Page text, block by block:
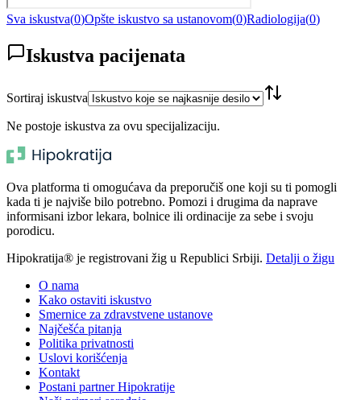
Sva iskustva(0)Opšte iskustvo sa ustanovom(0)Radiologija(0)
Iskustva pacijenata
Sortiraj iskustva
Ne postoje iskustva za ovu specijalizaciju.
Ova platforma ti omogućava da preporučiš one koji su ti pomogli
kada ti je najviše bilo potrebno. Pomozi i drugima da naprave
informisani izbor lekara, bolnice ili ordinacije za sebe i svoju
porodicu.
Hipokratija® je registrovani žig u Republici Srbiji. Detalji o žigu
O nama
Kako ostaviti iskustvo
Smernice za zdravstvene ustanove
Najčešća pitanja
Politika privatnosti
Uslovi korišćenja
Kontakt
Postani partner Hipokratije